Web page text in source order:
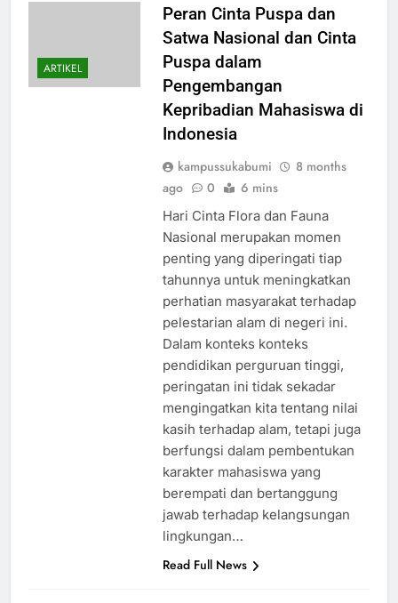
ARTIKEL
Peran Cinta Puspa dan
Satwa Nasional dan Cinta
Puspa dalam
Pengembangan
Kepribadian Mahasiswa di
Indonesia
kampussukabumi
8 months
ago
0 6 mins
Hari Cinta Flora dan Fauna
Nasional merupakan momen
penting yang diperingati tiap
tahunnya untuk meningkatkan
perhatian masyarakat terhadap
pelestarian alam di negeri ini.
Dalam konteks konteks
pendidikan perguruan tinggi,
peringatan ini tidak sekadar
mengingatkan kita tentang nilai
kasih terhadap alam, tetapi juga
berfungsi dalam pembentukan
karakter mahasiswa yang
berempati dan bertanggung
jawab terhadap kelangsungan
lingkungan…
Read Full News